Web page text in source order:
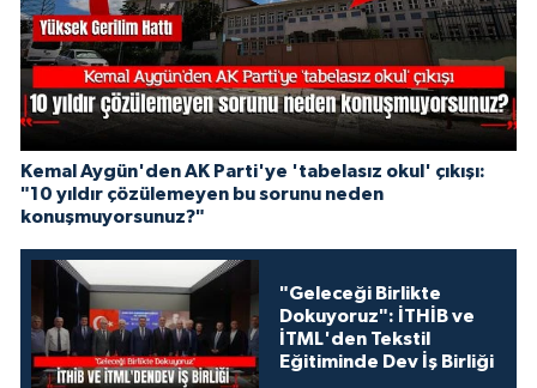
Kemal Aygün'den AK Parti'ye 'tabelasız okul' çıkışı:
"10 yıldır çözülemeyen bu sorunu neden
konuşmuyorsunuz?"
"Geleceği Birlikte
Dokuyoruz": İTHİB ve
İTML'den Tekstil
Eğitiminde Dev İş Birliği